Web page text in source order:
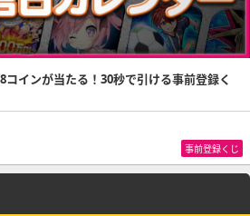
インが当たる！30秒で引ける事前登録く
事前登録くじ